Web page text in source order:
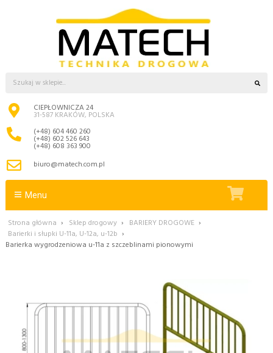
CIEPŁOWNICZA 24
31-587 KRAKÓW, POLSKA
(+48) 604 460 260
(+48) 602 526 643
(+48) 608 363 900
biuro@matech.com.pl
Menu
Strona główna › Sklep drogowy › BARIERY DROGOWE ›
Barierki i słupki U-11a, U-12a, u-12b ›
Barierka wygrodzeniowa u-11a z szczeblinami pionowymi